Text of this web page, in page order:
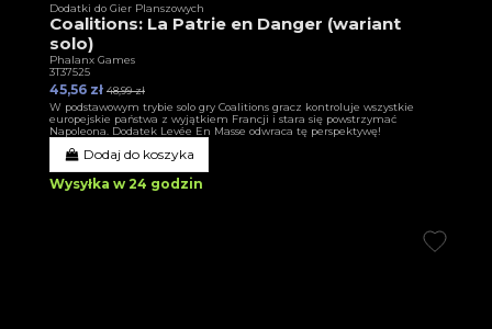
Dodatki do Gier Planszowych
Coalitions: La Patrie en Danger (wariant
solo)
Phalanx Games
3T37525
45,56 zł 48,99 zł
W podstawowym trybie solo gry Coalitions gracz kontroluje wszystkie
europejskie państwa z wyjątkiem Francji i stara się powstrzymać
Napoleona. Dodatek Levée En Masse odwraca tę perspektywę!
Dodaj do koszyka
Wysyłka w 24 godzin